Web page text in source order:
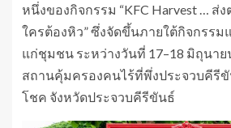
หนึ่งของกิจกรรม “KFC Harvest … ส่
ใครต้องหิว” ซึ่งจัดขึ้นภายใต้กิจกรรม
แก่ชุมชน ระหว่างวันที่ 17–18 มิถุนาย
สถานคุ้มครองคนไร้ที่พึ่งประจวบคีรี
โชค จังหวัดประจวบคีรีขันธ์